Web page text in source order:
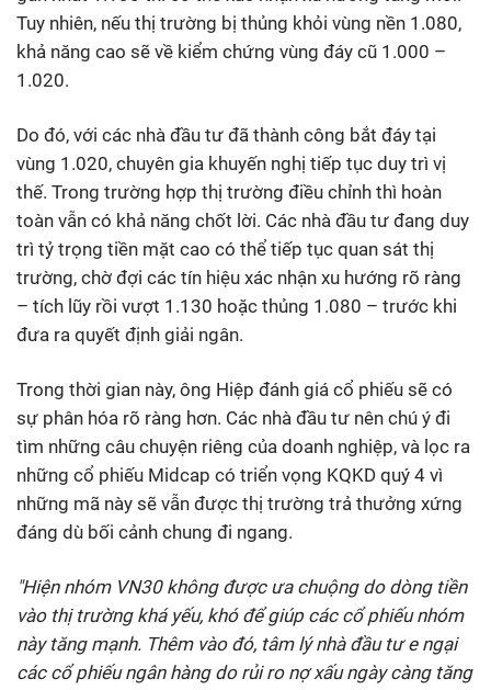
Tuy nhiên, nếu thị trường bị thủng khỏi vùng nền 1.080,
khả năng cao sẽ về kiểm chứng vùng đáy cũ 1.000 –
1.020.
Do đó, với các nhà đầu tư đã thành công bắt đáy tại
vùng 1.020, chuyên gia khuyến nghị tiếp tục duy trì vị
thế. Trong trường hợp thị trường điều chỉnh thì hoàn
toàn vẫn có khả năng chốt lời. Các nhà đầu tư đang duy
trì tỷ trọng tiền mặt cao có thể tiếp tục quan sát thị
trường, chờ đợi các tín hiệu xác nhận xu hướng rõ ràng
– tích lũy rồi vượt 1.130 hoặc thủng 1.080 – trước khi
đưa ra quyết định giải ngân.
Trong thời gian này, ông Hiệp đánh giá cổ phiếu sẽ có
sự phân hóa rõ ràng hơn. Các nhà đầu tư nên chú ý đi
tìm những câu chuyện riêng của doanh nghiệp, và lọc ra
những cổ phiếu Midcap có triển vọng KQKD quý 4 vì
những mã này sẽ vẫn được thị trường trả thưởng xứng
đáng dù bối cảnh chung đi ngang.
"Hiện nhóm VN30 không được ưa chuộng do dòng tiền
vào thị trường khá yếu, khó để giúp các cổ phiếu nhóm
này tăng mạnh. Thêm vào đó, tâm lý nhà đầu tư e ngại
các cổ phiếu ngân hàng do rủi ro nợ xấu ngày càng tăng